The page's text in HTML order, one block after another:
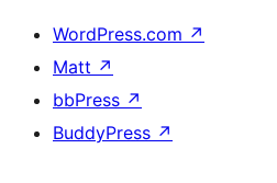
WordPress.com ↗
Matt ↗
bbPress ↗
BuddyPress ↗